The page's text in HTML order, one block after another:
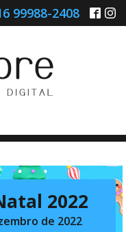
99988-2408
2022
de 2022